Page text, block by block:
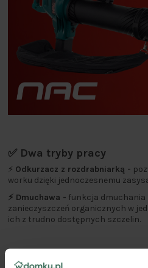
✅ Dwa tryby pracy
⚡ Odkurzacz z rozdrabniarką -
worku dzięki jednoczesnemu
⚡ Dmuchawa - funkcja dmuchania
zanieczyszczeń organicznych w
ich z trudno dostępnych szczelin.